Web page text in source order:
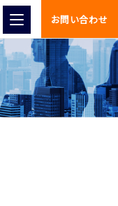
お問い合わせ